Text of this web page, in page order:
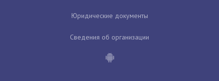
Юридические документы
Сведения об организации